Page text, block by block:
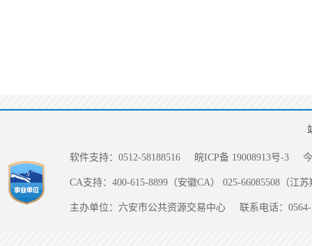
软件支持：0512-58188516 皖ICP备 19008913号-3
CA支持：400-615-8899（安徽CA） 025-66085508（江
主办单位：六安市公共资源交易中心 联系电话：0564-